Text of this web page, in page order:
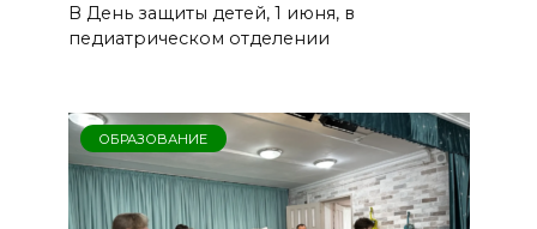
В День защиты детей, 1 июня, в
педиатрическом отделении
ОБРАЗОВАНИЕ